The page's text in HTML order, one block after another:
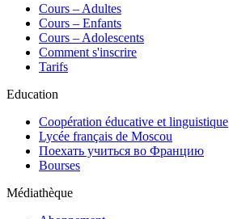
Сours – Adultes
Cours – Enfants
Cours – Adolescents
Comment s'inscrire
Tarifs
Education
Coopération éducative et linguistique
Lycée français de Moscou
Поехать учиться во Францию
Bourses
Médiathèque